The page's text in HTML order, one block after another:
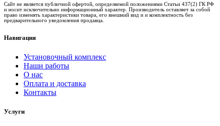
Сайт не является публичной офертой, определяемой положениями Статьи 437(2) ГК РФ
и носит исключительно информационный характер. Производитель оставляет за собой
право изменять характеристики товара, его внешний вид и и комплектность без
предварительного уведомления продавца.
Навигация
Установочный комплекс
Наши работы
О нас
Оплата и доставка
Контакты
Услуги